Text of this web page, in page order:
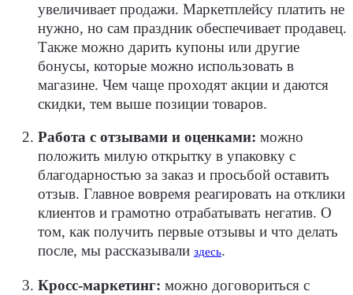
увеличивает продажи. Маркетплейсу платить не
нужно, но сам праздник обеспечивает продавец.
Также можно дарить купоны или другие
бонусы, которые можно использовать в
магазине. Чем чаще проходят акции и даются
скидки, тем выше позиции товаров.
Работа с отзывами и оценками: можно
положить милую открытку в упаковку с
благодарностью за заказ и просьбой оставить
отзыв. Главное вовремя реагировать на отклики
клиентов и грамотно отрабатывать негатив. О
том, как получить первые отзывы и что делать
после, мы рассказывали здесь.
Кросс-маркетинг: можно договориться с